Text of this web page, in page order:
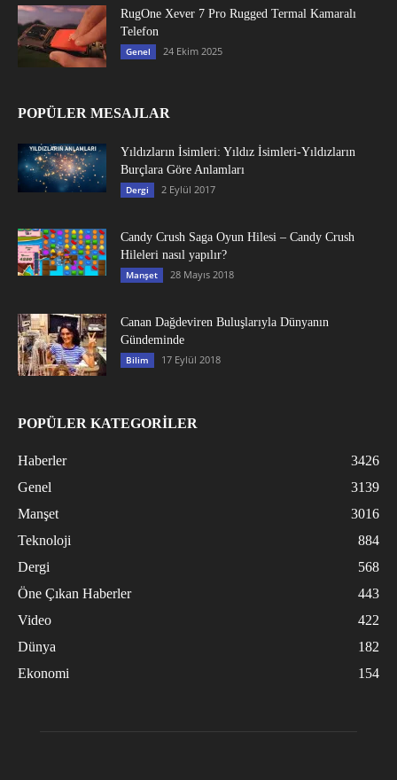
RugOne Xever 7 Pro Rugged Termal Kamaralı
Telefon
Genel 24 Ekim 2025
POPÜLER MESAJLAR
Yıldızların İsimleri: Yıldız İsimleri-Yıldızların
Burçlara Göre Anlamları
Dergi 2 Eylül 2017
Candy Crush Saga Oyun Hilesi – Candy Crush
Hileleri nasıl yapılır?
Manşet 28 Mayıs 2018
Canan Dağdeviren Buluşlarıyla Dünyanın
Gündeminde
Bilim 17 Eylül 2018
POPÜLER KATEGORİLER
Haberler
3426
Genel
3139
Manşet
3016
Teknoloji
884
Dergi
568
Öne Çıkan Haberler
443
Video
422
Dünya
182
Ekonomi
154